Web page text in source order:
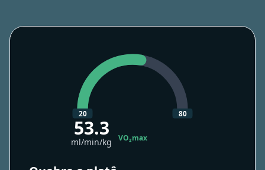
20 80
53.3
ml/min/kg VO₂max